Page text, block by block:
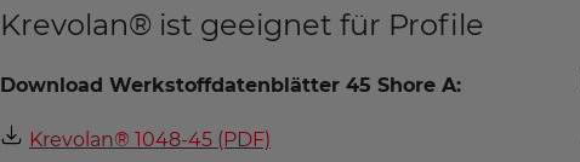
Krevolan® ist geeignet für Profile
Download Werkstoffdatenblätter 45 Shore A:
Krevolan® 1048-45 (PDF)